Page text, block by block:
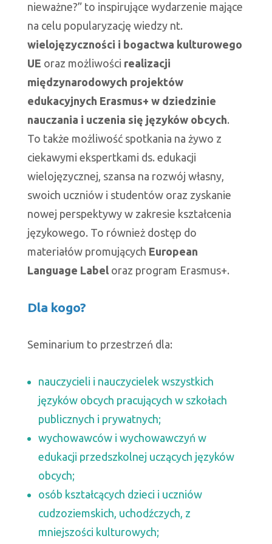
nieważne?” to inspirujące wydarzenie mające
na celu popularyzację wiedzy nt.
wielojęzyczności i bogactwa kulturowego
UE oraz możliwości realizacji
międzynarodowych projektów
edukacyjnych Erasmus+ w dziedzinie
nauczania i uczenia się języków obcych.
To także możliwość spotkania na żywo z
ciekawymi ekspertkami ds. edukacji
wielojęzycznej, szansa na rozwój własny,
swoich uczniów i studentów oraz zyskanie
nowej perspektywy w zakresie kształcenia
językowego. To również dostęp do
materiałów promujących European
Language Label oraz program Erasmus+.
Dla kogo?
Seminarium to przestrzeń dla:
nauczycieli i nauczycielek wszystkich
języków obcych pracujących w szkołach
publicznych i prywatnych;
wychowawców i wychowawczyń w
edukacji przedszkolnej uczących języków
obcych;
osób kształcących dzieci i uczniów
cudzoziemskich, uchodźczych, z
mniejszości kulturowych;